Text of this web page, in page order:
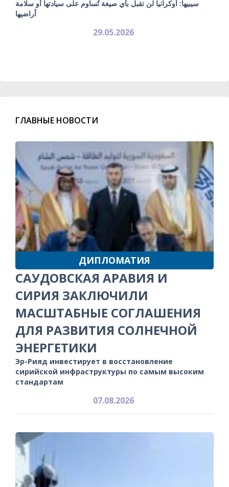
سيبيها: أوكرانيا لن تقبل بأي صيغة تُساوم على سيادتها أو سلامة
أراضيها
29.05.2026
ГЛАВНЫЕ НОВОСТИ
ДИПЛОМАТИЯ
САУДОВСКАЯ АРАВИЯ И
СИРИЯ ЗАКЛЮЧИЛИ
МАСШТАБНЫЕ СОГЛАШЕНИЯ
ДЛЯ РАЗВИТИЯ СОЛНЕЧНОЙ
ЭНЕРГЕТИКИ
Эр-Рияд инвестирует в восстановление
сирийской инфраструктуры по самым высоким
стандартам
07.08.2026